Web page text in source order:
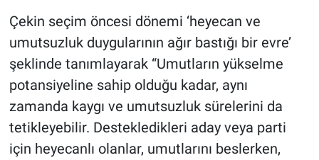
Çekin seçim öncesi dönemi ‘heyecan ve
umutsuzluk duygularının ağır bastığı bir evre’
şeklinde tanımlayarak “Umutların yükselme
potansiyeline sahip olduğu kadar, aynı
zamanda kaygı ve umutsuzluk sürelerini da
tetikleyebilir. Destekledikleri aday veya parti
için heyecanlı olanlar, umutlarını beslerken,